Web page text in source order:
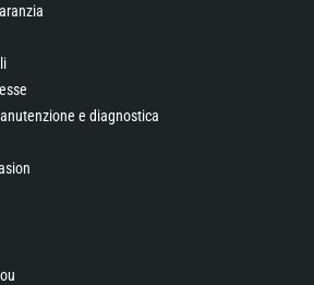
e diagnostica